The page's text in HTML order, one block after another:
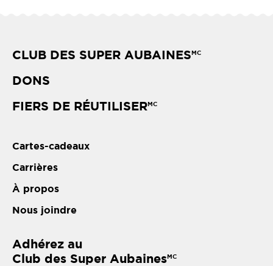
CLUB DES SUPER AUBAINESMC
DONS
FIERS DE RÉUTILISERMC
Cartes-cadeaux
Carrières
À propos
Nous joindre
Adhérez au
Club des Super AubainesMC